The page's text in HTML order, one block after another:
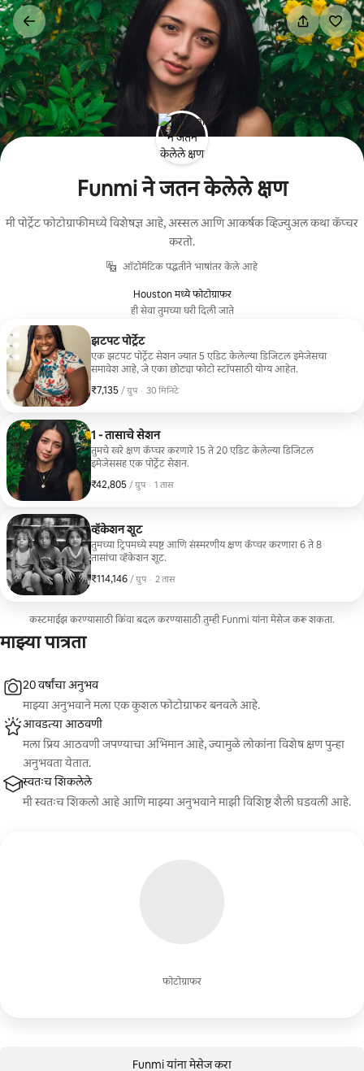
कंटेंटवर
जा
Funmi ने जतन केलेले क्षण
मी पोर्ट्रेट फोटोग्राफीमध्ये विशेषज्ञ आहे, अस्सल आणि आकर्षक व्हिज्युअल कथा कॅप्चर
करतो.
ऑटोमॅटिक पद्धतीने भाषांतर केले आहे
Houston मध्ये फोटोग्राफर
ही सेवा तुमच्या घरी दिली जाते
झटपट पोर्ट्रेट
एक झटपट पोर्ट्रेट सेशन ज्यात 5 एडिट केलेल्या डिजिटल इमेजेसचा
समावेश आहे, जे एका छोट्या फोटो स्टॉपसाठी योग्य आहेत.
₹7,135 / ग्रुप
₹7,135, प्रति ग्रुप
, · 30 मिनिटे
1 - तासाचे सेशन
तुमचे खरे क्षण कॅप्चर करणारे 15 ते 20 एडिट केलेल्या डिजिटल
इमेजेससह एक पोर्ट्रेट सेशन.
₹42,805 / ग्रुप
₹42,805, प्रति ग्रुप
, · 1 तास
व्हॅकेशन शूट
तुमच्या ट्रिपमध्ये स्पष्ट आणि संस्मरणीय क्षण कॅप्चर करणारा 6 ते 8
तासांचा व्हॅकेशन शूट.
₹114,146 / ग्रुप
₹114,146, प्रति ग्रुप
, · 2 तास
कस्टमाईझ करण्यासाठी किंवा बदल करण्यासाठी तुम्ही Funmi यांना मेसेज करू शकता.
माझ्या पात्रता
फोटोग्राफर
20 वर्षांचा अनुभव
माझ्या अनुभवाने मला एक कुशल फोटोग्राफर बनवले आहे.
आवडत्या आठवणी
मला प्रिय आठवणी जपण्याचा अभिमान आहे, ज्यामुळे लोकांना विशेष क्षण पुन्हा
अनुभवता येतात.
स्वतःच शिकलेले
मी स्वतःच शिकलो आहे आणि माझ्या अनुभवाने माझी विशिष्ट शैली घडवली आहे.
Funmi यांना मेसेज करा